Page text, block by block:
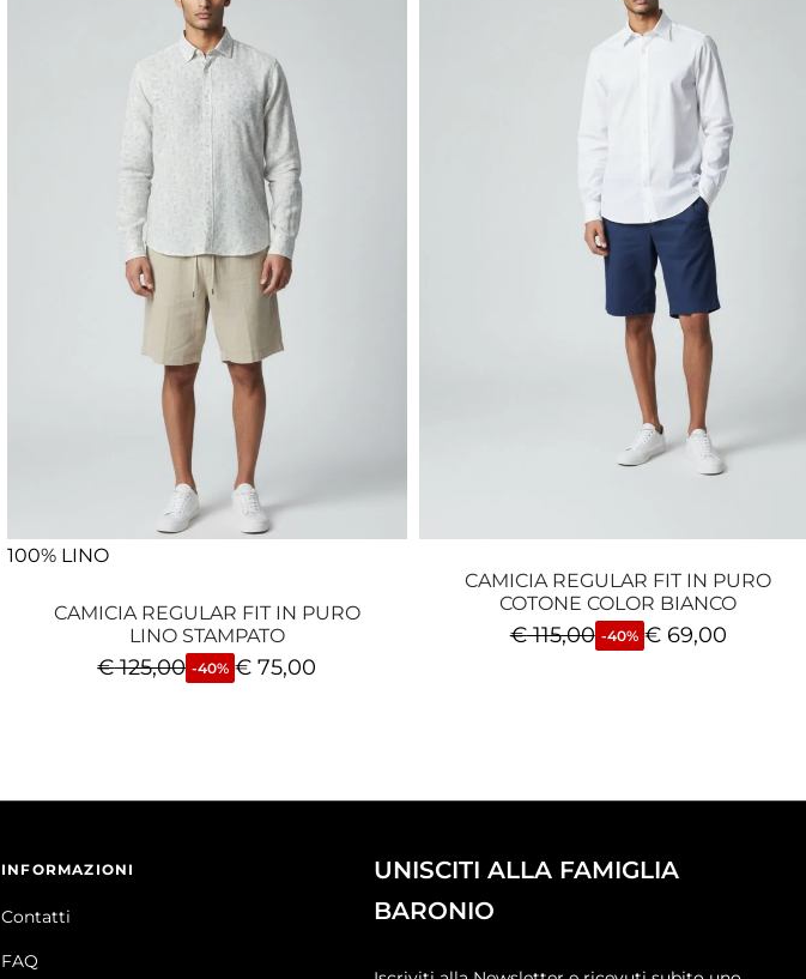
100% LINO
CAMICIA REGULAR FIT IN PURO
LINO STAMPATO
€125,00 -40% € 75,00
CAMICIA REGULAR FIT IN PURO
COTONE COLOR BIANCO
€115,00 -40% €69,00
INFORMAZIONI
Contatti
FAQ
UNISCITI ALLA FAMIGLIA
BARONIO